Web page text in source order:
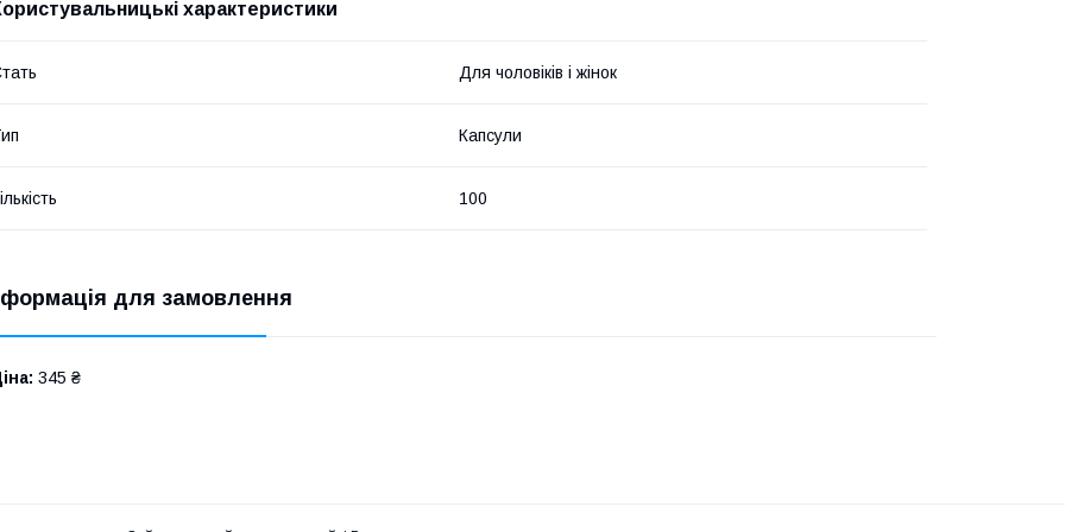
характеристики
Для чоловіків і жінок
Капсули
100
для замовлення
345 ₴